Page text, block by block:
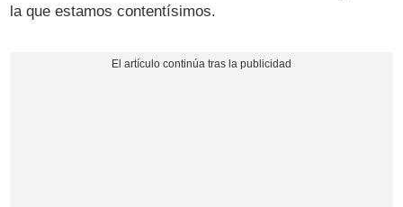
la que estamos contentísimos.